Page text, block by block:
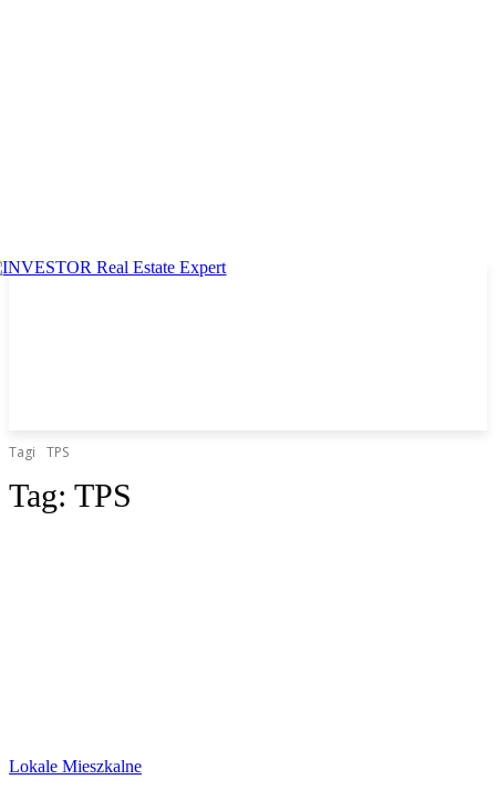
Tagi TPS
Tag: TPS
Lokale Mieszkalne